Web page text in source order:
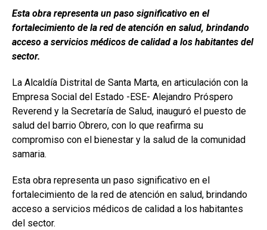
Esta obra representa un paso significativo en el
fortalecimiento de la red de atención en salud, brindando
acceso a servicios médicos de calidad a los habitantes del
sector.
La Alcaldía Distrital de Santa Marta, en articulación con la
Empresa Social del Estado -ESE- Alejandro Próspero
Reverend y la Secretaría de Salud, inauguró el puesto de
salud del barrio Obrero, con lo que reafirma su
compromiso con el bienestar y la salud de la comunidad
samaria.
Esta obra representa un paso significativo en el
fortalecimiento de la red de atención en salud, brindando
acceso a servicios médicos de calidad a los habitantes
del sector.